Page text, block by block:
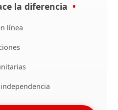
la diferencia
línea